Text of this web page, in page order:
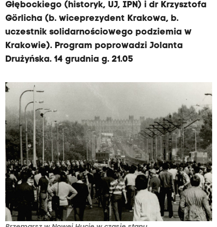
Głębockiego (historyk, UJ, IPN) i dr Krzysztofa
Görlicha (b. wiceprezydent Krakowa, b.
uczestnik solidarnościowego podziemia w
Krakowie). Program poprowadzi Jolanta
Drużyńska. 14 grudnia g. 21.05